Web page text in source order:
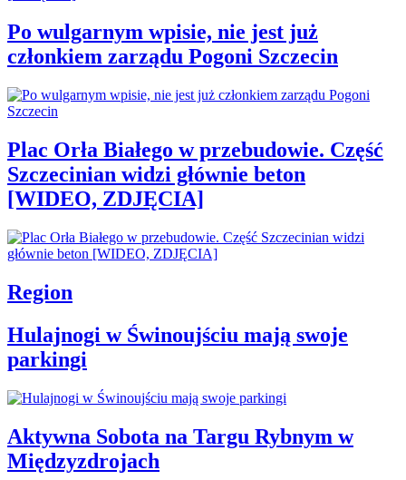
Po wulgarnym wpisie, nie jest już
członkiem zarządu Pogoni Szczecin
Plac Orła Białego w przebudowie. Część
Szczecinian widzi głównie beton
[WIDEO, ZDJĘCIA]
Region
Hulajnogi w Świnoujściu mają swoje
parkingi
Aktywna Sobota na Targu Rybnym w
Międzyzdrojach